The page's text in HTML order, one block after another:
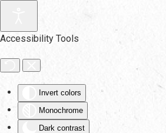
Accessibility Tools
Invert colors
Monochrome
Dark contrast
Skip to main content